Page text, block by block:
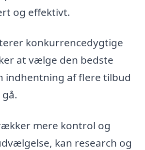
og effektivt.
konkurrencedygtige
at vælge den bedste
indhentning af flere tilbud
mere kontrol og
kan research og